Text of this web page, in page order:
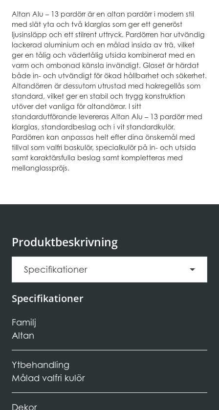
Altan Alu – 13 pardörr är en altan pardörr i modern stil
med slät yta och två klarglas som ger ett generöst
ljusinsläpp och ett stilrent uttryck. Pardörren har utvändig
lackerad aluminium och en målad insida av trä, vilket
ger en tålig och vädertålig utsida kombinerat med en
varm och ombonad känsla invändigt. Glaset är härdat
både in- och utvändigt för ökad hållbarhet och säkerhet.
Altandörren är dessutom utrustad med hakregellås som
standard, vilket ger en stabil och trygg konstruktion
utöver det vanliga för altandörrar. I sitt
standardutförande levereras Altan Alu – 13 pardörr med
klarglas, standardbeslag och i vit standardkulör.
Pardörren kan anpassas helt efter dina önskemål med
tillval som valfri baskulör, specialkulör på in- och utsida
samt karaktärsfulla beslag samt kompletteras med
mellanglasspröjs.
Produktbeskrivning
Specifikationer
Specifikationer
Familj
Altan
Ytbehandling
Målad valfri kulör
Dekor